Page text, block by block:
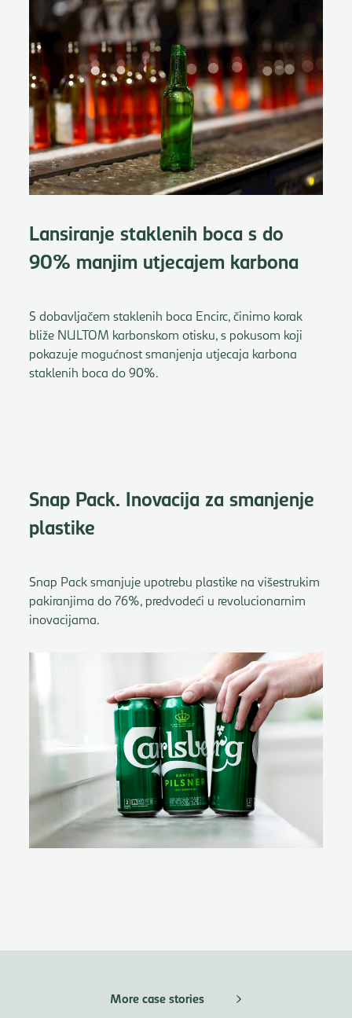
Lansiranje staklenih boca s do
90% manjim utjecajem karbona
S dobavljačem staklenih boca Encirc, činimo korak
bliže NULTOM karbonskom otisku, s pokusom koji
pokazuje mogućnost smanjenja utjecaja karbona
staklenih boca do 90%.
Snap Pack. Inovacija za smanjenje
plastike
Snap Pack smanjuje upotrebu plastike na višestrukim
pakiranjima do 76%, predvodeći u revolucionarnim
inovacijama.
More case stories